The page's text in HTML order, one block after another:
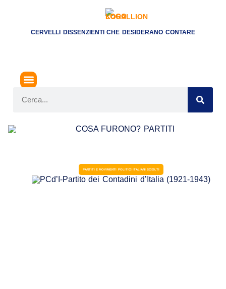
CERVELLI DISSENZIENTI CHE DESIDERANO CONTARE
PARTITI E MOVIMENTI POLITICI ITALIANI SCIOLTI